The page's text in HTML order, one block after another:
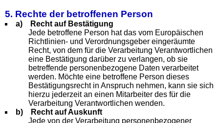
5. Rechte der betroffenen Person
a) Recht auf Bestätigung
Jede betroffene Person hat das vom Europäischen
Richtlinien- und Verordnungsgeber eingeräumte
Recht, von dem für die Verarbeitung Verantwortlichen
eine Bestätigung darüber zu verlangen, ob sie
betreffende personenbezogene Daten verarbeitet
werden. Möchte eine betroffene Person dieses
Bestätigungsrecht in Anspruch nehmen, kann sie sich
hierzu jederzeit an einen Mitarbeiter des für die
Verarbeitung Verantwortlichen wenden.
b) Recht auf Auskunft
Jede von der Verarbeitung personenbezogener